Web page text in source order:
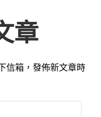
章
信箱，發佈新文章時